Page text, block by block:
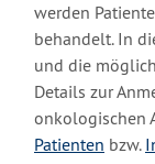
werden
behandelt. In
und die
Details zur
onkologischen
Patienten bzw.